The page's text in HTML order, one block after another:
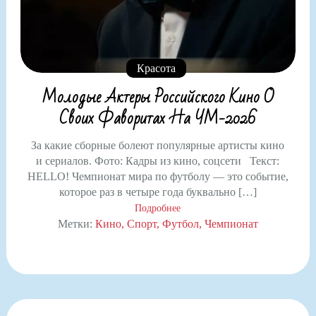
Красота
Молодые Актеры Российского Кино О
Своих Фаворитах На ЧМ-2026
За какие сборные болеют популярные артисты кино
и сериалов. Фото: Кадры из кино, соцсети Текст:
HELLO! Чемпионат мира по футболу — это событие,
которое раз в четыре года буквально […]
Подробнее
Метки: Кино Спорт Футбол Чемпионат